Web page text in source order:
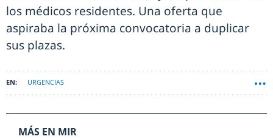
los médicos residentes. Una oferta que
aspiraba la próxima convocatoria a duplicar
sus plazas.
URGENCIAS
MÁS EN MIR